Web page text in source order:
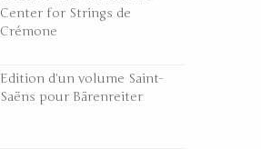
Center for Strings de
Crémone
Edition d’un volume Saint-
Saëns pour Bärenreiter